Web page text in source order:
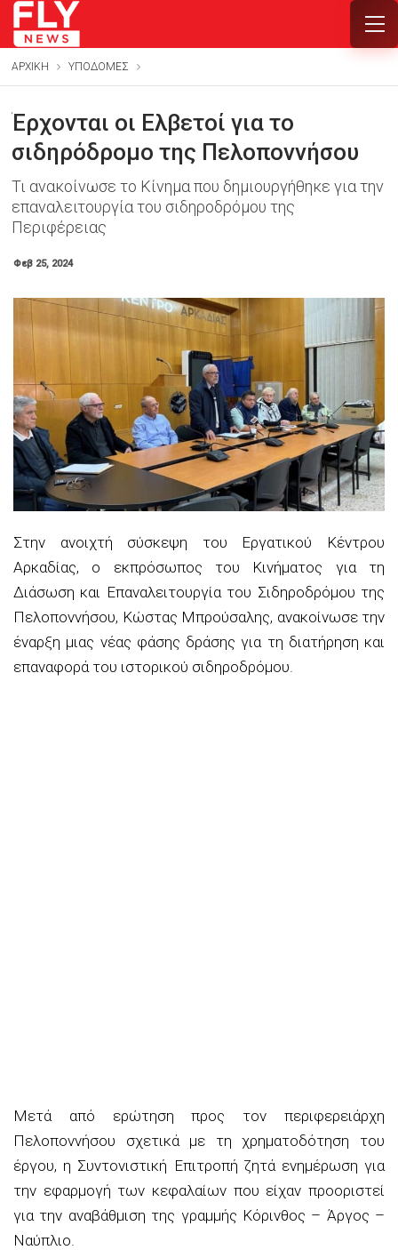
ΑΡΧΙΚΗ ΥΠΟΔΟΜΕΣ
Έρχονται οι Ελβετοί για το
σιδηρόδρομο της Πελοποννήσου
Τι ανακοίνωσε το Κίνημα που δημιουργήθηκε για την
επαναλειτουργία του σιδηροδρόμου της
Περιφέρειας
Φεβ 25, 2024
Στην ανοιχτή σύσκεψη του Εργατικού Κέντρου
Αρκαδίας, ο εκπρόσωπος του Κινήματος για τη
Διάσωση και Επαναλειτουργία του Σιδηροδρόμου της
Πελοποννήσου, Κώστας Μπρούσαλης, ανακοίνωσε την
έναρξη μιας νέας φάσης δράσης για τη διατήρηση και
επαναφορά του ιστορικού σιδηροδρόμου.
Μετά από ερώτηση προς τον περιφερειάρχη
Πελοποννήσου σχετικά με τη χρηματοδότηση του
έργου, η Συντονιστική Επιτροπή ζητά ενημέρωση για
την εφαρμογή των κεφαλαίων που είχαν προοριστεί
για την αναβάθμιση της γραμμής Κόρινθος – Άργος –
Ναύπλιο.